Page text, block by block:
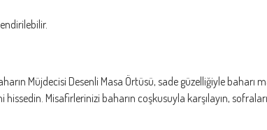
Müjdecisi Desenli Masa Örtüsü, sade güzelliğiyle baharı
Misafirlerinizi baharın coşkusuyla karşılayın,